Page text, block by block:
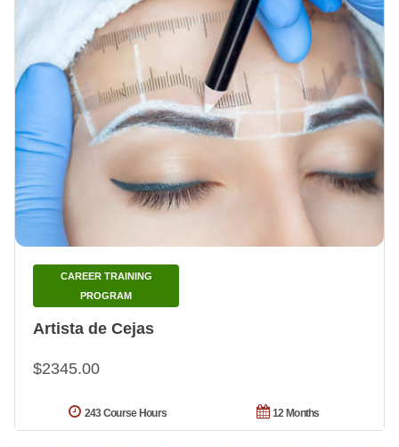
Artista de Cejas
CAREER TRAINING
PROGRAM
$2345.00
12 Months
243 Course Hours